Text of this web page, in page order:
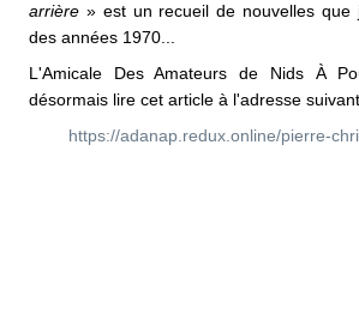
arrière » est un recueil de nouvelles que
des années 1970...
L'Amicale Des Amateurs de Nids À
désormais lire cet article à l'adresse
https://adanap.redux.online/pierre-